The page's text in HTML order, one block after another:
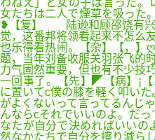
わねえ」と女の子は言った。
女たちは二人で煙草を吸った
❥【复】 陆逊和顾邵饶有兴
觉，这番邦将领看起来不怎么
也乐得看热闹。【杂】【，
题，当年刘备收服关羽张飞的
力气固然重要，但也有不少技
一回事了。【先】◤【病】¡
に置いてc僕の膝を軽く叩い
がよくないって言ってるんじ
んならcそれでいいのよ。だ
なたが自分で決めればいいの
然なかたちで自分を擦り減ら